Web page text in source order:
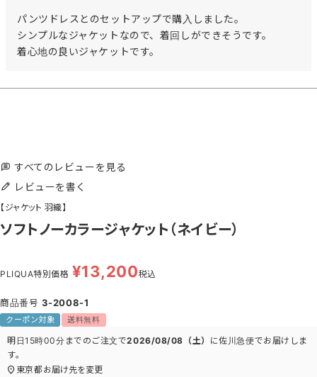
パンツドレスとのセットアップで購入しました。
シンプルなジャケットなので、着回しができそうです。
着心地の良いジャケットです。
すべてのレビューを見る
レビューを書く
【ジャケット 羽織】
ソフトノーカラージャケット（ネイビー）
PLIQUA特別価格 ¥13,200税込
商品番号 3-2008-1
クーポン対象 送料無料
明日15時00分 までのご注文で2026/08/08（土） に佐川急便でお届けしま
す。
東京都 お届け先を変更